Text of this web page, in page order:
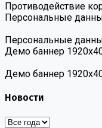
Противодействие
Персональные
Персональные
Демо баннер
Демо баннер
Новости